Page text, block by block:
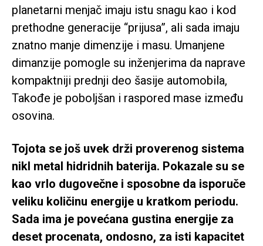
planetarni menjač imaju istu snagu kao i kod
prethodne generacije “prijusa”, ali sada imaju
znatno manje dimenzije i masu. Umanjene
dimanzije pomogle su inženjerima da naprave
kompaktniji prednji deo šasije automobila,
Takođe je poboljšan i raspored mase između
osovina.
Tojota se još uvek drži proverenog sistema
nikl metal hidridnih baterija. Pokazale su se
kao vrlo dugovečne i sposobne da isporuče
veliku količinu energije u kratkom periodu.
Sada ima je povećana gustina energije za
deset procenata, ondosno, za isti kapacitet